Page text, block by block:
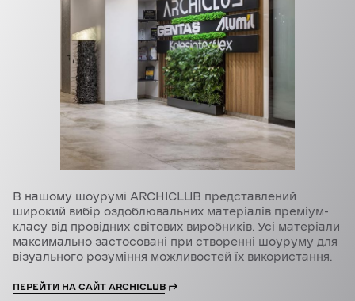
В нашому шоурумі ARCHICLUB представлений
широкий вибір оздоблювальних матеріалів преміум-
класу від провідних світових виробників. Усі матеріали
максимально застосовані при створенні шоуруму для
візуального розуміння можливостей їх використання.
ПЕРЕЙТИ НА САЙТ ARCHICLUB